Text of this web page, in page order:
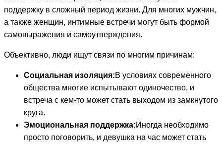
поддержку в сложный период жизни. Для многих мужчин,
а также женщин, интимные встречи могут быть формой
самовыражения и самоутверждения.
Объективно, люди ищут связи по многим причинам:
Социальная изоляция:В условиях современного
общества многие испытывают одиночество, и
встреча с кем-то может стать выходом из замкнутого
круга.
Эмоциональная поддержка:Иногда необходимо
просто поговорить, и девушка на час может стать